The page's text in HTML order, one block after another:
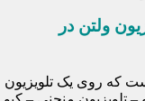
ولتن در
که روی یک تلویزیون